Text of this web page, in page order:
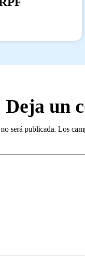
Deja un
será publicada. Los